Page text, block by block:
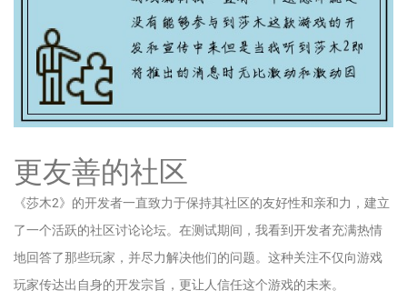
更友善的社区
《莎木2》的开发者一直致力于保持其社区的友好性和亲和力，建立
了一个活跃的社区讨论论坛。在测试期间，我看到开发者充满热情
地回答了那些玩家，并尽力解决他们的问题。这种关注不仅向游戏
玩家传达出自身的开发宗旨，更让人信任这个游戏的未来。